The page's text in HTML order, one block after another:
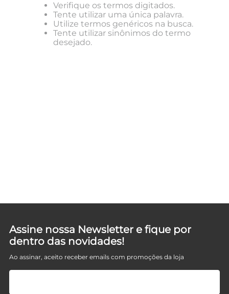
Verifique os termos digitados.
Tente utilizar uma única palavra.
Utilize termos genéricos na busca.
Tente utilizar sinônimos do termo
desejado.
Assine nossa Newsletter e fique por
dentro das novidades!
Ao assinar, aceito receber emails com promoções da loja